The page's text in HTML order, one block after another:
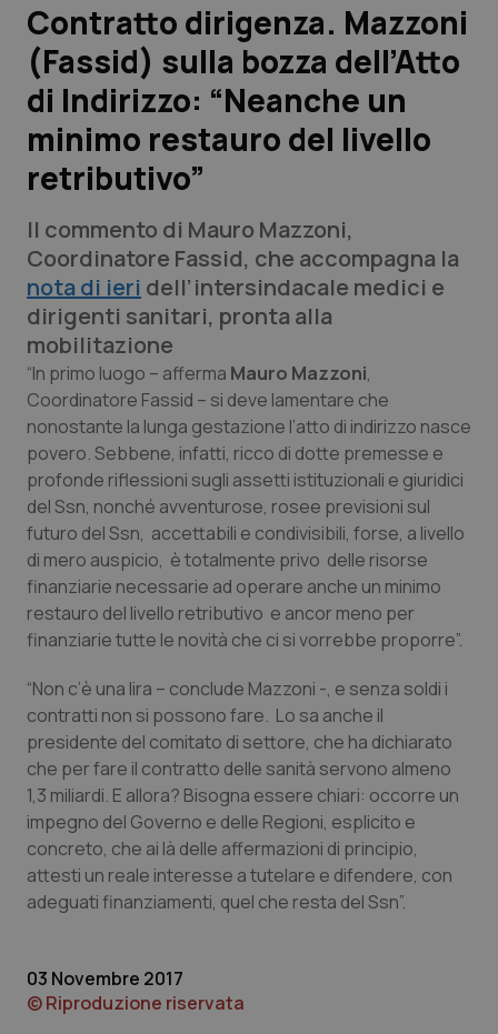
Scienza e Farmaci
Studi e Analisi
Lettere al direttore
QS Pro
Professionisti Sanitari.AI
Abruzzo
Basilicata
Calabria
Campania
Emilia-Romagna
Lazio
Liguria
Lombardia
Marche
Piemonte
QS Pro Gold
Artrite & artrosi
Asma & BPCO
Car-T
Colesterolo & coronaropatie
Diabete & glucometri
Disturbi dell’umore
Dolore
Donna & Salute
HIV
QS Club Newsletter
Contratto dirigenza. Mazzoni
(Fassid) sulla bozza dell’Atto
di Indirizzo: “Neanche un
minimo restauro del livello
retributivo”
Il commento di Mauro Mazzoni,
Coordinatore Fassid, che accompagna la
nota di ieri dell’intersindacale medici e
dirigenti sanitari, pronta alla
mobilitazione
“In primo luogo – afferma Mauro Mazzoni,
Coordinatore Fassid – si deve lamentare che
nonostante la lunga gestazione l’atto di indirizzo nasce
povero. Sebbene, infatti, ricco di dotte premesse e
profonde riflessioni sugli assetti istituzionali e giuridici
del Ssn, nonché avventurose, rosee previsioni sul
futuro del Ssn, accettabili e condivisibili, forse, a livello
di mero auspicio, è totalmente privo delle risorse
finanziarie necessarie ad operare anche un minimo
restauro del livello retributivo e ancor meno per
finanziarie tutte le novità che ci si vorrebbe proporre”.
“Non c’è una lira – conclude Mazzoni -, e senza soldi i
contratti non si possono fare. Lo sa anche il
presidente del comitato di settore, che ha dichiarato
che per fare il contratto delle sanità servono almeno
1,3 miliardi. E allora? Bisogna essere chiari: occorre un
impegno del Governo e delle Regioni, esplicito e
concreto, che ai là delle affermazioni di principio,
attesti un reale interesse a tutelare e difendere, con
adeguati finanziamenti, quel che resta del Ssn”.
03 Novembre 2017
© Riproduzione riservata